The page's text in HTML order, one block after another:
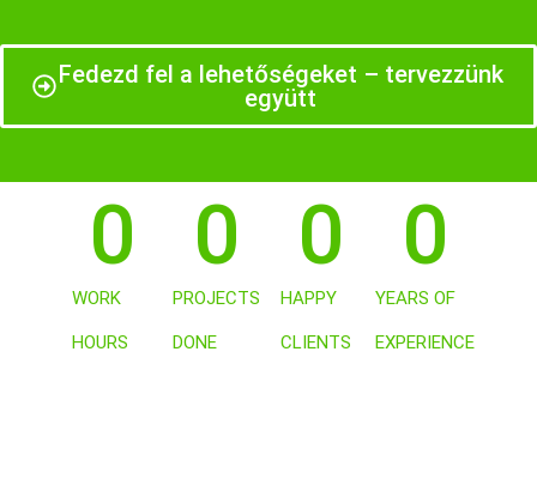
Fedezd fel a lehetőségeket – tervezzünk
együtt
WORK
HOURS
0
PROJECTS
DONE
0
HAPPY
CLIENTS
0
YEARS OF
EXPERIENCE
0